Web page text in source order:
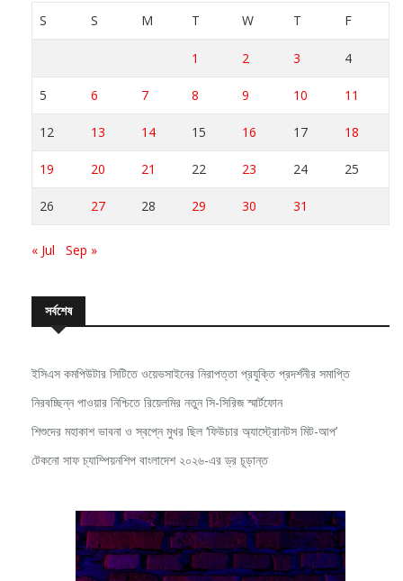
5 6 7 8 9 10 11
12 13 14 15 16 17 18
19 20 21 22 23 24 25
26 27 28 29 30 31
নিরবচ্ছিন্ন পাওয়ার নিশ্চিতে রিয়েলমির নতুন সি-সিরিজ স্মার্টফোন
শিশুদের মহাকাশ ভাবনা ও স্বপ্নে মুখর ছিল ‘ফিউচার অ্যাস্ট্রোনটস মিট-আপ’
টেকনো সাফ চ্যাম্পিয়নশিপ বাংলাদেশ ২০২৬-এর ড্র চূড়ান্ত